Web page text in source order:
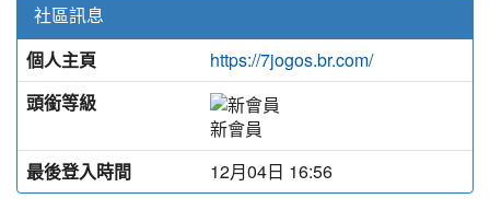
社區訊息
個人主頁
https://7jogos.br.com/
頭銜等級
新會員
最後登入時間
12月04日 16:56